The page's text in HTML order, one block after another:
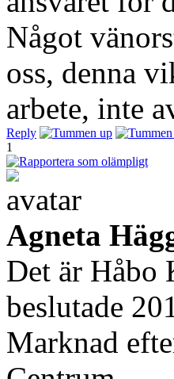
Något
oss, denna
arbete, inte
Reply
1
Agneta
Det är Håbo
beslutade
Marknad